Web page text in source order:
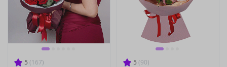
5 (167) 5 (90)